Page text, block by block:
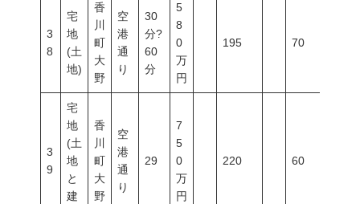
3
8
宅
地
(土
地)
香
川
町
大
野
空
港
通
り
30
分?
60
分
5
8
0
万
円
195 70
3
9
宅
地
(土
地
と
建
香
川
町
大
野
空
港
通
り
29
7
5
0
万
円
220 60